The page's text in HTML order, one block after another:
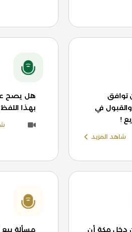
توافق
والقبول في
!
شاهد المزيد
هل يصح
بهذا
دخل مكة أن مسألة بيع